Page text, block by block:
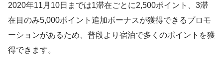
2020年11月10日までは1滞在ごとに2,500ポイント、3滞
在目のみ5,000ポイント追加ボーナスが獲得できるプロモ
ーションがあるため、普段より宿泊で多くのポイントを獲
得できます。